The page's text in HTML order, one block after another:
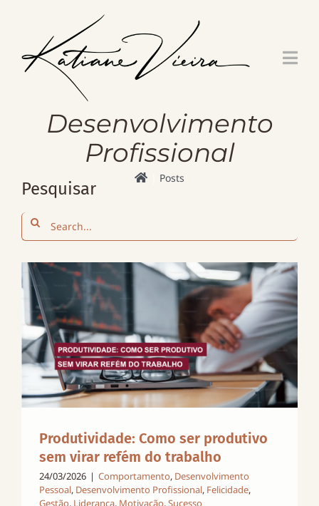
Desenvolvimento
Profissional
Posts
Pesquisar
Search
for:
Produtividade: Como ser produtivo
sem virar refém do trabalho
24/03/2026 | Comportamento, Desenvolvimento
Pessoal, Desenvolvimento Profissional, Felicidade,
Gestão, Liderança, Motivação,Sucesso